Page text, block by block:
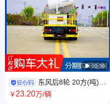
 00:30
东风后8轮 20方(吨)洒
水车 50-150米多功能抑尘车 市
￥23.20万/辆